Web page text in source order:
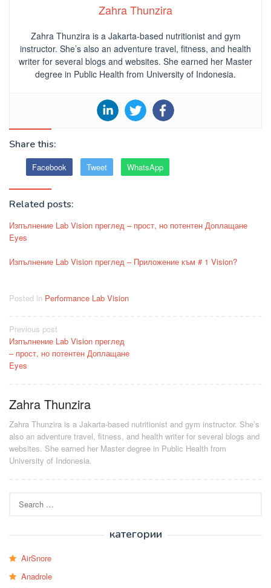
Zahra Thunzira
Zahra Thunzira is a Jakarta-based nutritionist and gym
instructor. She’s also an adventure travel, fitness, and health
writer for several blogs and websites. She earned her Master
degree in Public Health from University of Indonesia.
Share this:
Facebook Tweet WhatsApp
Related posts:
Изпълнение Lab Vision преглед – прост, но потентен Доплащане
Eyes
Изпълнение Lab Vision преглед – Приложение към # 1 Vision?
Posted in Performance Lab Vision
Post
navigation
Previous post
Изпълнение Lab Vision преглед
– прост, но потентен Доплащане
Eyes
Zahra Thunzira
Zahra Thunzira is a Jakarta-based nutritionist and gym instructor. She’s
also an adventure travel, fitness, and health writer for several blogs and
websites. She earned her Master degree in Public Health from
University of Indonesia.
for:
категории
AirSnore
Anadrole